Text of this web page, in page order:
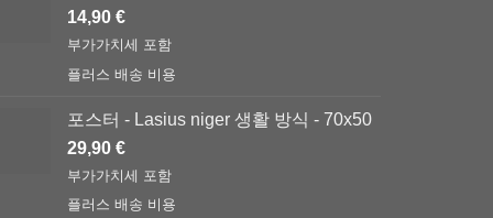
14,90 €
부가가치세 포함
플러스 배송 비용
포스터 - Lasius niger 생활 방식 - 70x50
29,90 €
부가가치세 포함
플러스 배송 비용